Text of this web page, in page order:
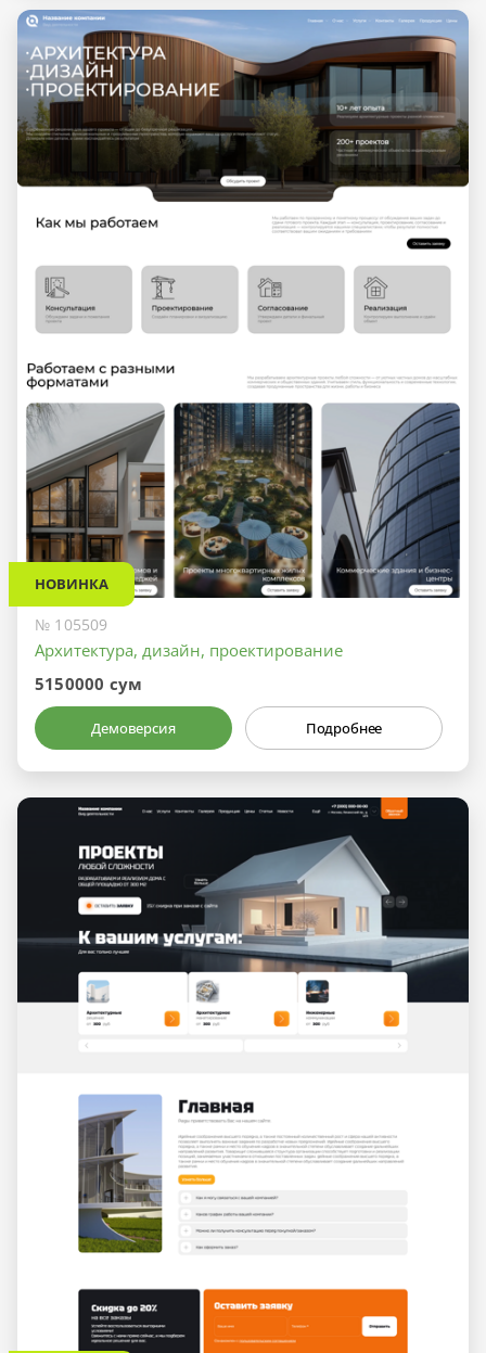
НОВИНКА
№ 105509
Архитектура, дизайн, проектирование
5150000 сум
Демоверсия Подробнее